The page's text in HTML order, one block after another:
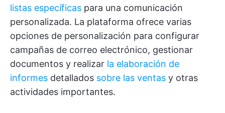
listas específicas para una comunicación
personalizada. La plataforma ofrece varias
opciones de personalización para configurar
campañas de correo electrónico, gestionar
documentos y realizar la elaboración de
informes detallados sobre las ventas y otras
actividades importantes.